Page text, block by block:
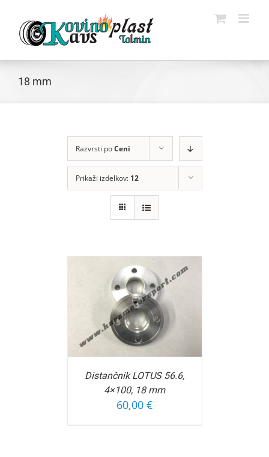
content
18 mm
Razvrsti poCeni
Prikaži izdelkov: 12
Distančnik LOTUS 56.6,
4×100, 18 mm
60,00 €